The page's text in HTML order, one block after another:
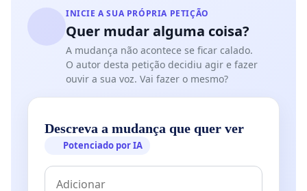
INICIE A SUA PRÓPRIA PETIÇÃO
Quer mudar alguma coisa?
A mudança não acontece se ficar calado.
O autor desta petição decidiu agir e fazer
ouvir a sua voz. Vai fazer o mesmo?
Descreva a mudança que quer ver
Potenciado por IA